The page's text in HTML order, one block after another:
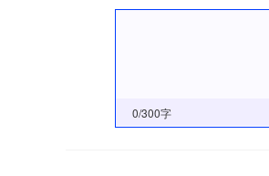
0/300字